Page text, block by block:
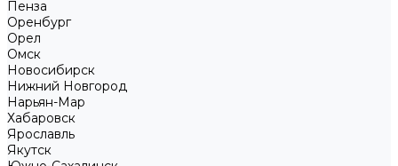
Пенза
Оренбург
Орел
Омск
Новосибирск
Нижний Новгород
Нарьян-Мар
Хабаровск
Ярославль
Якутск